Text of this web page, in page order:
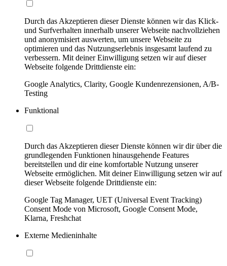
Durch das Akzeptieren dieser Dienste können wir das Klick-
und Surfverhalten innerhalb unserer Webseite nachvollziehen
und anonymisiert auswerten, um unsere Webseite zu
optimieren und das Nutzungserlebnis insgesamt laufend zu
verbessern. Mit deiner Einwilligung setzen wir auf dieser
Webseite folgende Drittdienste ein:
Google Analytics, Clarity, Google Kundenrezensionen, A/B-
Testing
Funktional
Durch das Akzeptieren dieser Dienste können wir dir über die
grundlegenden Funktionen hinausgehende Features
bereitstellen und dir eine komfortable Nutzung unserer
Webseite ermöglichen. Mit deiner Einwilligung setzen wir auf
dieser Webseite folgende Drittdienste ein:
Google Tag Manager, UET (Universal Event Tracking)
Consent Mode von Microsoft, Google Consent Mode,
Klarna, Freshchat
Externe Medieninhalte